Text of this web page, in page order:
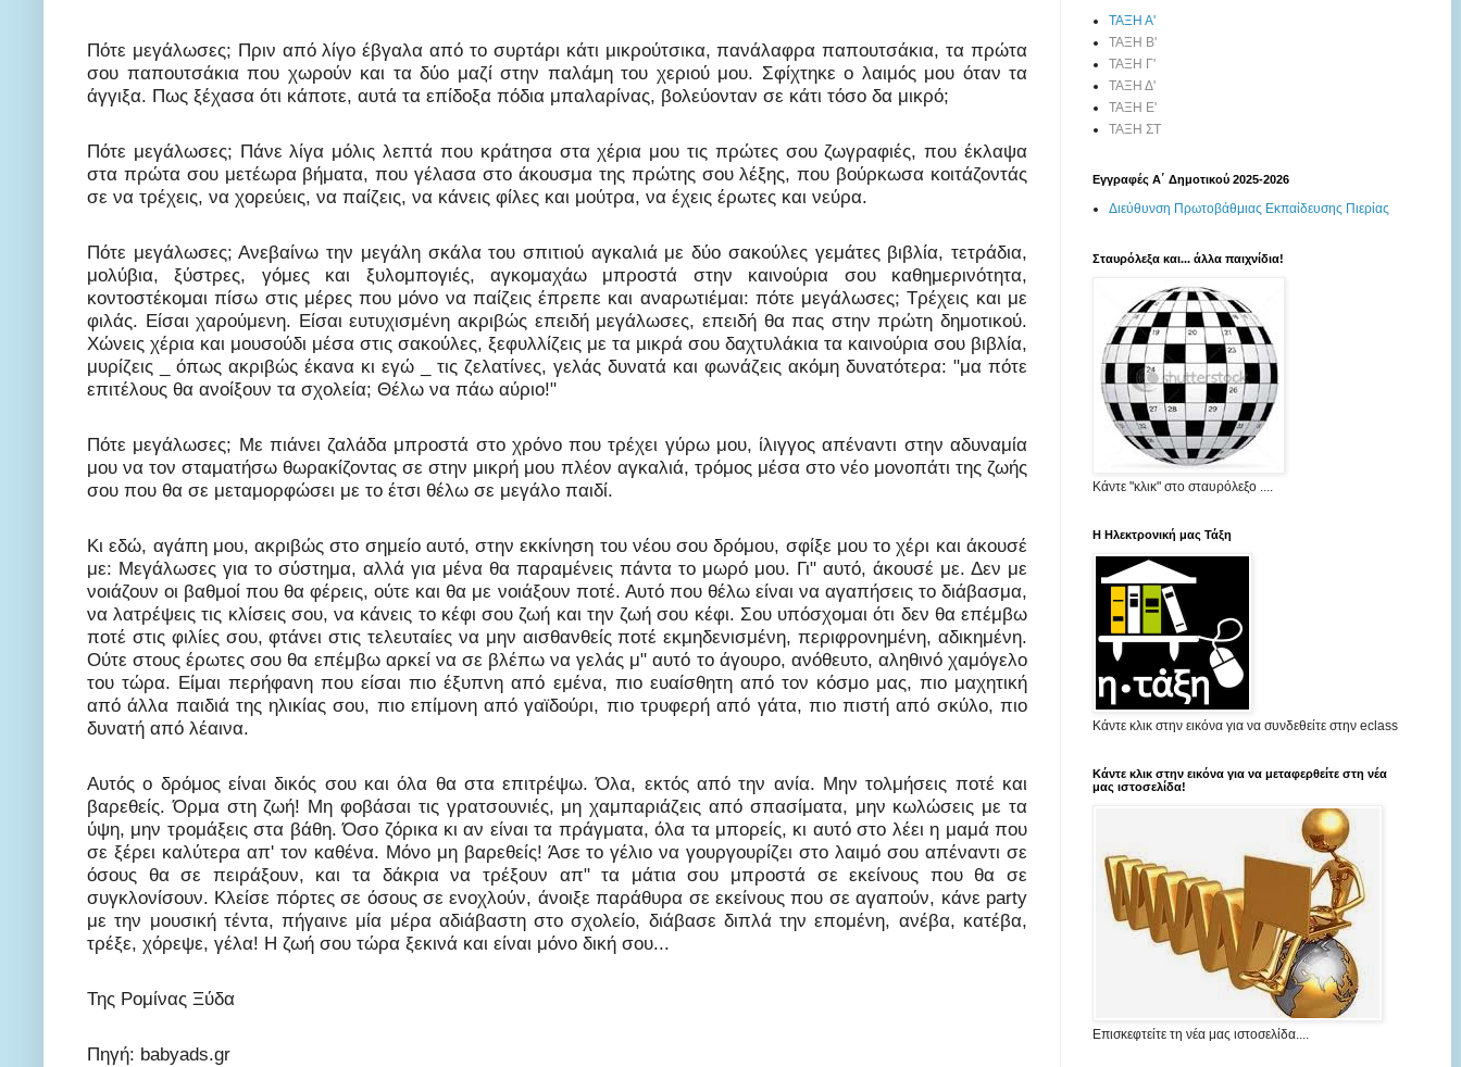
Πότε μεγάλωσες; Πριν από λίγο έβγαλα από το συρτάρι κάτι μικρούτσικα, πανάλαφρα παπουτσάκια, τα πρώτα
σου παπουτσάκια που χωρούν και τα δύο μαζί στην παλάμη του χεριού μου. Σφίχτηκε ο λαιμός μου όταν τα
άγγιξα. Πως ξέχασα ότι κάποτε, αυτά τα επίδοξα πόδια μπαλαρίνας, βολεύονταν σε κάτι τόσο δα μικρό;
Πότε μεγάλωσες; Πάνε λίγα μόλις λεπτά που κράτησα στα χέρια μου τις πρώτες σου ζωγραφιές, που έκλαψα
στα πρώτα σου μετέωρα βήματα, που γέλασα στο άκουσμα της πρώτης σου λέξης, που βούρκωσα κοιτάζοντάς
σε να τρέχεις, να χορεύεις, να παίζεις, να κάνεις φίλες και μούτρα, να έχεις έρωτες και νεύρα.
Πότε μεγάλωσες; Ανεβαίνω την μεγάλη σκάλα του σπιτιού αγκαλιά με δύο σακούλες γεμάτες βιβλία, τετράδια,
μολύβια, ξύστρες, γόμες και ξυλομπογιές, αγκομαχάω μπροστά στην καινούρια σου καθημερινότητα,
κοντοστέκομαι πίσω στις μέρες που μόνο να παίζεις έπρεπε και αναρωτιέμαι: πότε μεγάλωσες; Τρέχεις και με
φιλάς. Είσαι χαρούμενη. Είσαι ευτυχισμένη ακριβώς επειδή μεγάλωσες, επειδή θα πας στην πρώτη δημοτικού.
Χώνεις χέρια και μουσούδι μέσα στις σακούλες, ξεφυλλίζεις με τα μικρά σου δαχτυλάκια τα καινούρια σου βιβλία,
μυρίζεις _ όπως ακριβώς έκανα κι εγώ _ τις ζελατίνες, γελάς δυνατά και φωνάζεις ακόμη δυνατότερα: "μα πότε
επιτέλους θα ανοίξουν τα σχολεία; Θέλω να πάω αύριο!"
Πότε μεγάλωσες; Με πιάνει ζαλάδα μπροστά στο χρόνο που τρέχει γύρω μου, ίλιγγος απέναντι στην αδυναμία
μου να τον σταματήσω θωρακίζοντας σε στην μικρή μου πλέον αγκαλιά, τρόμος μέσα στο νέο μονοπάτι της ζωής
σου που θα σε μεταμορφώσει με το έτσι θέλω σε μεγάλο παιδί.
Κι εδώ, αγάπη μου, ακριβώς στο σημείο αυτό, στην εκκίνηση του νέου σου δρόμου, σφίξε μου το χέρι και άκουσέ
με: Μεγάλωσες για το σύστημα, αλλά για μένα θα παραμένεις πάντα το μωρό μου. Γι" αυτό, άκουσέ με. Δεν με
νοιάζουν οι βαθμοί που θα φέρεις, ούτε και θα με νοιάξουν ποτέ. Αυτό που θέλω είναι να αγαπήσεις το διάβασμα,
να λατρέψεις τις κλίσεις σου, να κάνεις το κέφι σου ζωή και την ζωή σου κέφι. Σου υπόσχομαι ότι δεν θα επέμβω
ποτέ στις φιλίες σου, φτάνει στις τελευταίες να μην αισθανθείς ποτέ εκμηδενισμένη, περιφρονημένη, αδικημένη.
Ούτε στους έρωτες σου θα επέμβω αρκεί να σε βλέπω να γελάς μ" αυτό το άγουρο, ανόθευτο, αληθινό χαμόγελο
του τώρα. Είμαι περήφανη που είσαι πιο έξυπνη από εμένα, πιο ευαίσθητη από τον κόσμο μας, πιο μαχητική
από άλλα παιδιά της ηλικίας σου, πιο επίμονη από γαϊδούρι, πιο τρυφερή από γάτα, πιο πιστή από σκύλο, πιο
δυνατή από λέαινα.
Αυτός ο δρόμος είναι δικός σου και όλα θα στα επιτρέψω. Όλα, εκτός από την ανία. Μην τολμήσεις ποτέ και
βαρεθείς. Όρμα στη ζωή! Μη φοβάσαι τις γρατσουνιές, μη χαμπαριάζεις από σπασίματα, μην κωλώσεις με τα
ύψη, μην τρομάξεις στα βάθη. Όσο ζόρικα κι αν είναι τα πράγματα, όλα τα μπορείς, κι αυτό στο λέει η μαμά που
σε ξέρει καλύτερα απ' τον καθένα. Μόνο μη βαρεθείς! Άσε το γέλιο να γουργουρίζει στο λαιμό σου απέναντι σε
όσους θα σε πειράξουν, και τα δάκρια να τρέξουν απ" τα μάτια σου μπροστά σε εκείνους που θα σε
συγκλονίσουν. Κλείσε πόρτες σε όσους σε ενοχλούν, άνοιξε παράθυρα σε εκείνους που σε αγαπούν, κάνε party
με την μουσική τέντα, πήγαινε μία μέρα αδιάβαστη στο σχολείο, διάβασε διπλά την επομένη, ανέβα, κατέβα,
τρέξε, χόρεψε, γέλα! Η ζωή σου τώρα ξεκινά και είναι μόνο δική σου...
Της Ρομίνας Ξύδα
Πηγή: babyads.gr
ΤΑΞΗ Α'
ΤΑΞΗ Β'
ΤΑΞΗ Γ'
ΤΑΞΗ Δ'
ΤΑΞΗ Ε'
ΤΑΞΗ ΣΤ
Εγγραφές Α΄ Δημοτικού 2025-2026
Διεύθυνση Πρωτοβάθμιας Εκπαίδευσης Πιερίας
Σταυρόλεξα και... άλλα παιχνίδια!
Κάντε "κλικ" στο σταυρόλεξο ....
Η Ηλεκτρονική μας Τάξη
Κάντε κλικ στην εικόνα για να συνδεθείτε στην eclass
Κάντε κλικ στην εικόνα για να μεταφερθείτε στη νέα
μας ιστοσελίδα!
Επισκεφτείτε τη νέα μας ιστοσελίδα....